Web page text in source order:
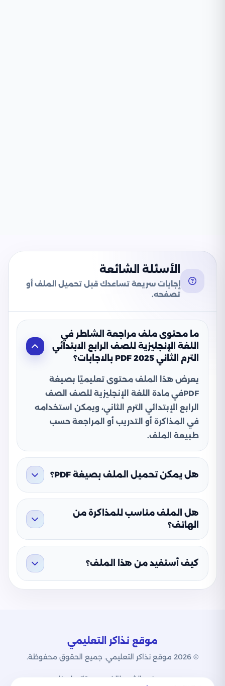
الأسئلة الشائعة
إجابات سريعة تساعدك قبل تحميل الملف أو
تصفحه.
ما محتوى ملف مراجعة الشاطر في
اللغة الإنجليزية للصف الرابع الابتدائي
الترم الثاني 2025 PDF بالاجابات؟
يعرض هذا الملف محتوى تعليميًا بصيغة
PDFفي مادة اللغة الإنجليزية للصف الصف
الرابع الإبتدائي الترم الثاني، ويمكن استخدامه
في المذاكرة أو التدريب أو المراجعة حسب
طبيعة الملف.
هل يمكن تحميل الملف بصيغة PDF؟
هل الملف مناسب للمذاكرة من
الهاتف؟
كيف أستفيد من هذا الملف؟
موقع نذاكر التعليمي
© 2026 موقع نذاكر التعليمي. جميع الحقوق محفوظة.
من نحن الشروطالخصوصيةاتصل بنا